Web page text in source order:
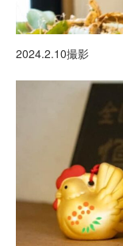
2024.2.10撮影